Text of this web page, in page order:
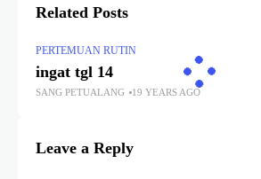
Related Posts
PERTEMUAN RUTIN
ingat tgl 14
SANG PETUALANG 19 YEARS AGO
Leave a Reply